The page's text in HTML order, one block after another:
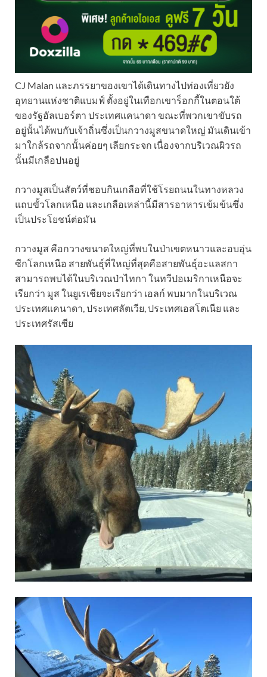
CJ Malan และภรรยาของเขาได้เดินทางไปท่องเที่ยวยัง
อุทยานแห่งชาติแบมฟ์ ตั้งอยู่ในเทือกเขาร็อกกี้ในตอนใต้
ของรัฐอัลเบอร์ตา ประเทศแคนาดา ขณะที่พวกเขาขับรถ
อยู่นั้นได้พบกับเจ้าถิ่นซึ่งเป็นกวางมูสขนาดใหญ่ มันเดินเข้า
มาใกล้รถจากนั้นค่อยๆ เลียกระจก เนื่องจากบริเวณผิวรถ
นั้นมีเกลือปนอยู่
กวางมูสเป็นสัตว์ที่ชอบกินเกลือที่ใช้โรยถนนในทางหลวง
แถบขั้วโลกเหนือ และเกลือเหล่านี้มีสารอาหารเข้มข้นซึ่ง
เป็นประโยชน์ต่อมัน
กวางมูส คือกวางขนาดใหญ่ที่พบในป่าเขตหนาวและอบอุ่น
ซีกโลกเหนือ สายพันธุ์ที่ใหญ่ที่สุดคือสายพันธุ์อะแลสกา
สามารถพบได้ในบริเวณป่าไทกา ในทวีปอเมริกาเหนือจะ
เรียกว่า มูส ในยูเรเชียจะเรียกว่า เอลก์ พบมากในบริเวณ
ประเทศแคนาดา, ประเทศลัตเวีย, ประเทศเอสโตเนีย และ
ประเทศรัสเซีย